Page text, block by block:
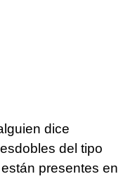
dice
del tipo
presentes en